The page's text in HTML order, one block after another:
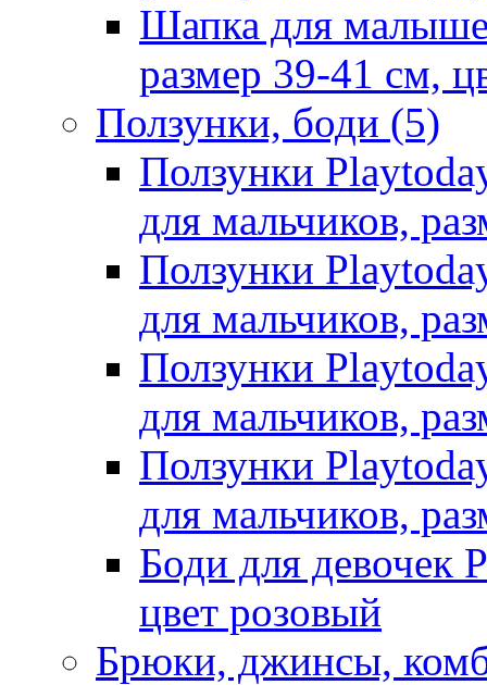
Шапка для
размер 39-41 см,
Ползунки, боди (5)
Ползунки
для мальчиков,
Ползунки
для мальчиков,
Ползунки
для мальчиков,
Ползунки
для мальчиков,
Боди для девочек
цвет розовый
Брюки, джинсы,